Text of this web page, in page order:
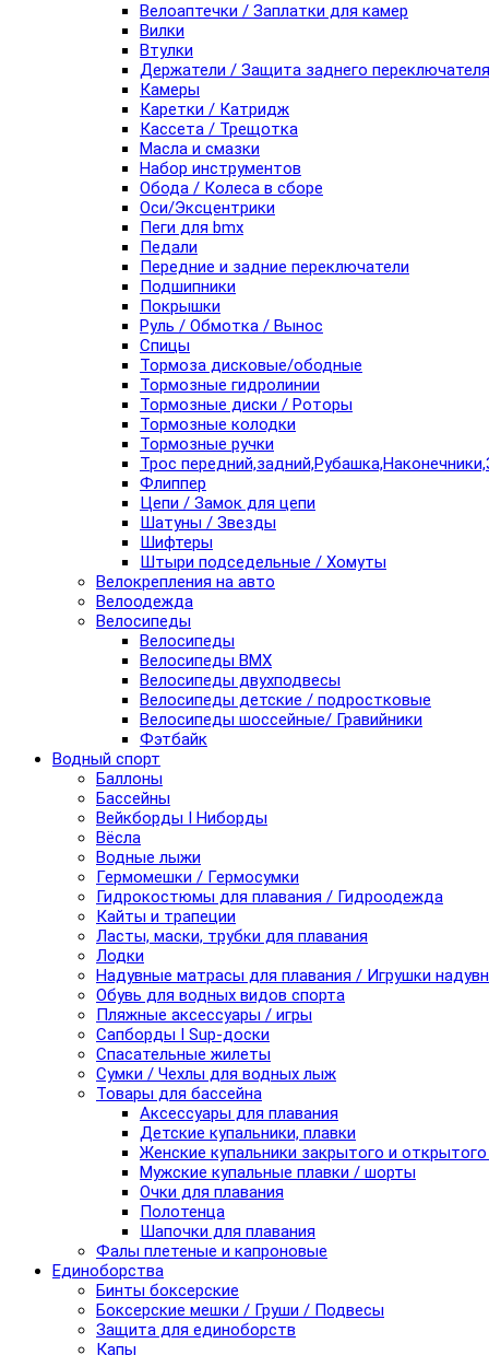
Велоаптечки / Заплатки для камер
Вилки
Втулки
Держатели / Защита заднего переключателя
Камеры
Каретки / Катридж
Кассета / Трещотка
Масла и смазки
Набор инструментов
Обода / Колеса в сборе
Оси/Эксцентрики
Пеги для bmx
Педали
Передние и задние переключатели
Подшипники
Покрышки
Руль / Обмотка / Вынос
Спицы
Тормоза дисковые/ободные
Тормозные гидролинии
Тормозные диски / Роторы
Тормозные колодки
Тормозные ручки
Трос
Флиппер
Цепи / Замок для цепи
Шатуны / Звезды
Шифтеры
Штыри подседельные / Хомуты
Велокрепления на авто
Велоодежда
Велосипеды
Велосипеды
Велосипеды BMX
Велосипеды двухподвесы
Велосипеды детские / подростковые
Велосипеды шоссейные/ Гравийники
Фэтбайк
Водный спорт
Баллоны
Бассейны
Вейкборды I Ниборды
Вёсла
Водные лыжи
Гермомешки / Гермосумки
Гидрокостюмы для плавания / Гидроодежда
Кайты и трапеции
Ласты, маски, трубки для плавания
Лодки
Надувные матрасы для плавания / Игрушки
Обувь для водных видов спорта
Пляжные аксессуары / игры
Сапборды I Sup-доски
Спасательные жилеты
Сумки / Чехлы для водных лыж
Товары для бассейна
Аксессуары для плавания
Детские купальники, плавки
Женские купальники закрытого и
Мужские купальные плавки / шорты
Очки для плавания
Полотенца
Шапочки для плавания
Фалы плетеные и капроновые
Единоборства
Бинты боксерские
Боксерские мешки / Груши / Подвесы
Защита для единоборств
Капы